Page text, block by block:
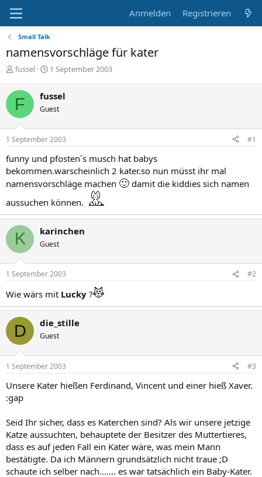
Anmelden Registrieren
Small Talk
namensvorschläge für kater
E
s
t
e
l
l
e
fussel
E
t
e
l
t
m
1 September 2003
F fussel
Guest
1 September 2003 #1
funny und pfosten´s musch hat babys
bekommen.warscheinlich 2 kater.so nun müsst ihr mal
namensvorschläge machen 🙂 damit die kiddies sich namen
aussuchen können.
K karinchen
Guest
1 September 2003 #2
Wie wärs mit Lucky ?
D die_stille
Guest
1 September 2003 #3
Unsere Kater hießen Ferdinand, Vincent und einer hieß Xaver.
:gap
Seid Ihr sicher, dass es Katerchen sind? Als wir unsere jetzige
Katze aussuchten, behauptete der Besitzer des Muttertieres,
dass es auf jeden Fall ein Kater wäre, was mein Mann
bestätigte. Da ich Männern grundsätzlich nicht traue ;D
schaute ich selber nach....... es war tatsächlich ein Baby-Kater.